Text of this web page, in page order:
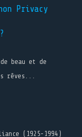
Privacy
beau et de
rêves...
(1925-1994)